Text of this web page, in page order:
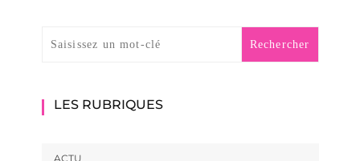
LES RUBRIQUES
ACTU